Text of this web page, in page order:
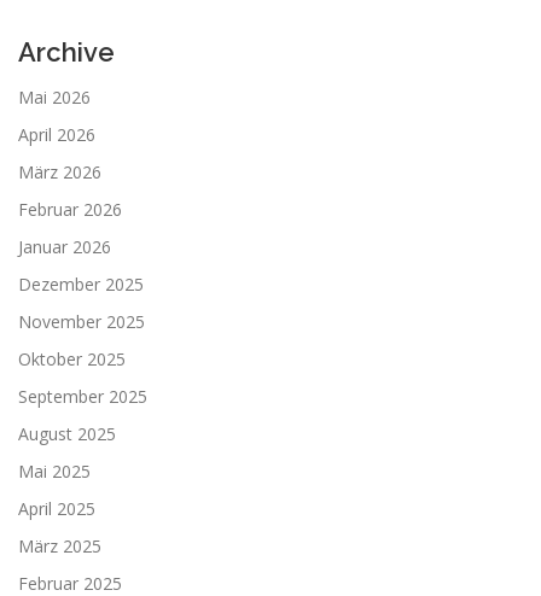
Archive
Mai 2026
April 2026
März 2026
Februar 2026
Januar 2026
Dezember 2025
November 2025
Oktober 2025
September 2025
August 2025
Mai 2025
April 2025
März 2025
Februar 2025